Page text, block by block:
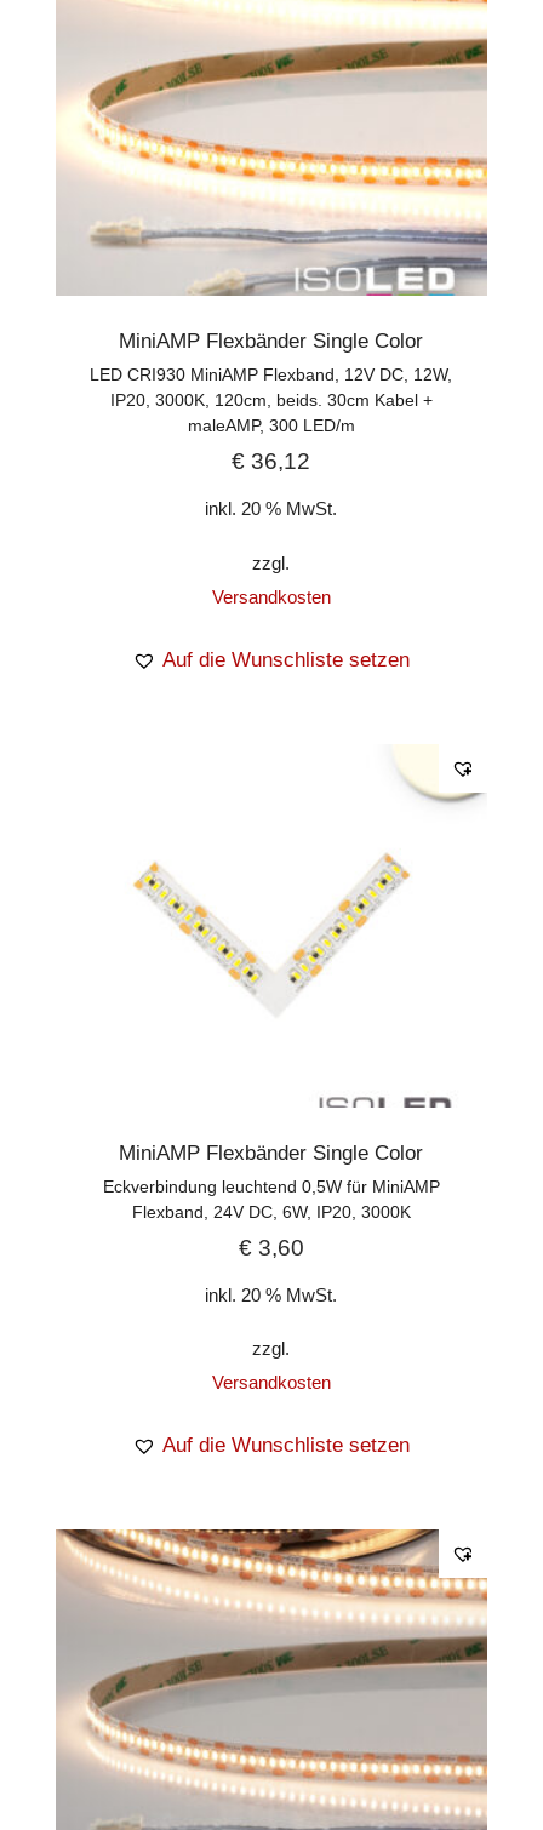
MiniAMP Flexbänder Single Color
LED CRI930 MiniAMP Flexband, 12V DC, 12W,
IP20, 3000K, 120cm, beids. 30cm Kabel +
maleAMP, 300 LED/m
€ 36,12
inkl. 20 % MwSt.
zzgl.
Versandkosten
Auf die Wunschliste setzen
MiniAMP Flexbänder Single Color
Eckverbindung leuchtend 0,5W für MiniAMP
Flexband, 24V DC, 6W, IP20, 3000K
€3,60
inkl. 20 % MwSt.
zzgl.
Versandkosten
Auf die Wunschliste setzen